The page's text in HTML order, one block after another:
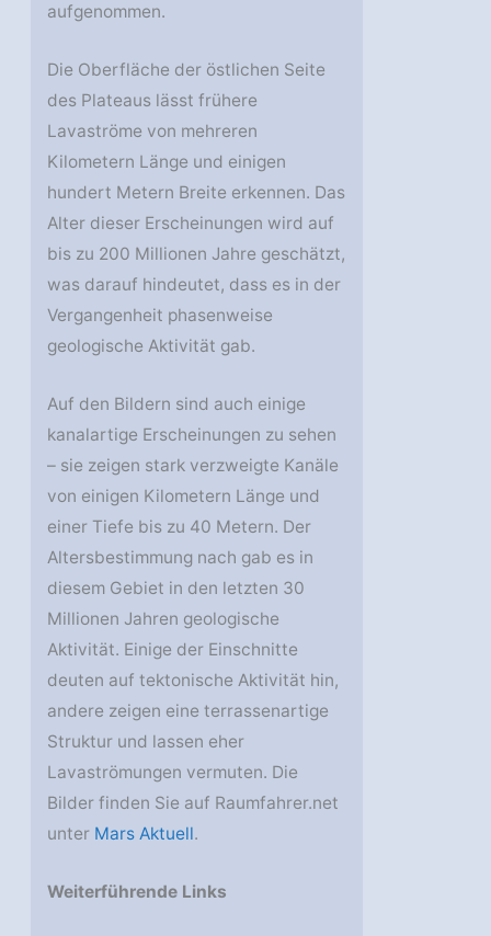
aufgenommen.
Die Oberfläche der östlichen Seite
des Plateaus lässt frühere
Lavaströme von mehreren
Kilometern Länge und einigen
hundert Metern Breite erkennen. Das
Alter dieser Erscheinungen wird auf
bis zu 200 Millionen Jahre geschätzt,
was darauf hindeutet, dass es in der
Vergangenheit phasenweise
geologische Aktivität gab.
Auf den Bildern sind auch einige
kanalartige Erscheinungen zu sehen
– sie zeigen stark verzweigte Kanäle
von einigen Kilometern Länge und
einer Tiefe bis zu 40 Metern. Der
Altersbestimmung nach gab es in
diesem Gebiet in den letzten 30
Millionen Jahren geologische
Aktivität. Einige der Einschnitte
deuten auf tektonische Aktivität hin,
andere zeigen eine terrassenartige
Struktur und lassen eher
Lavaströmungen vermuten. Die
Bilder finden Sie auf Raumfahrer.net
unter Mars Aktuell.
Weiterführende Links